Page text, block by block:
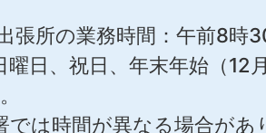
張所の業務時間：午前8時
曜日、祝日、年末年始（12
では時間が異なる場合が